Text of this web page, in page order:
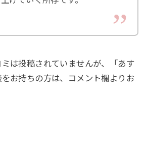
は投稿されていませんが、「あす
お持ちの方は、コメント欄よりお